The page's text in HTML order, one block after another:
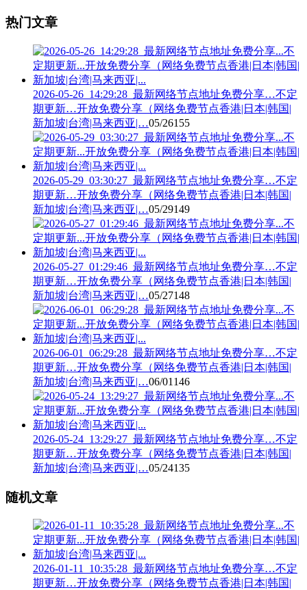
热门文章
2026-05-26_14:29:28_最新网络节点地址免费分享…不定
期更新…开放免费分享（网络免费节点香港|日本|韩国|
新加坡|台湾|马来西亚|…05/26155
2026-05-29_03:30:27_最新网络节点地址免费分享…不定
期更新…开放免费分享（网络免费节点香港|日本|韩国|
新加坡|台湾|马来西亚|…05/29149
2026-05-27_01:29:46_最新网络节点地址免费分享…不定
期更新…开放免费分享（网络免费节点香港|日本|韩国|
新加坡|台湾|马来西亚|…05/27148
2026-06-01_06:29:28_最新网络节点地址免费分享…不定
期更新…开放免费分享（网络免费节点香港|日本|韩国|
新加坡|台湾|马来西亚|…06/01 146
2026-05-24_13:29:27_最新网络节点地址免费分享…不定
期更新…开放免费分享（网络免费节点香港|日本|韩国|
新加坡|台湾|马来西亚|…05/24135
随机文章
2026-01-11_10:35:28_最新网络节点地址免费分享…不定
期更新…开放免费分享（网络免费节点香港|日本|韩国|